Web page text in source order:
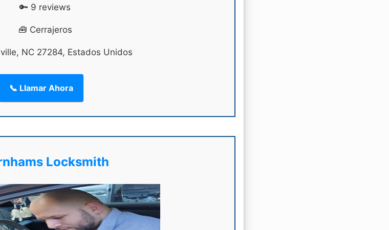
🔑 9 reviews
🧰 Cerrajeros
NC 27284, Estados Unidos
📞 Llamar Ahora
Locksmith